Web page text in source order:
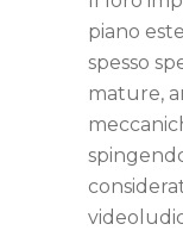
piano
spesso
mature,